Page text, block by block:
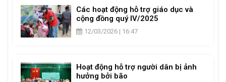
Các hoạt động hỗ trợ giáo dục và
cộng đồng quý IV/2025
12/03/2026 | 16:47
Hoạt động hỗ trợ người dân bị ảnh
hưởng bởi bão